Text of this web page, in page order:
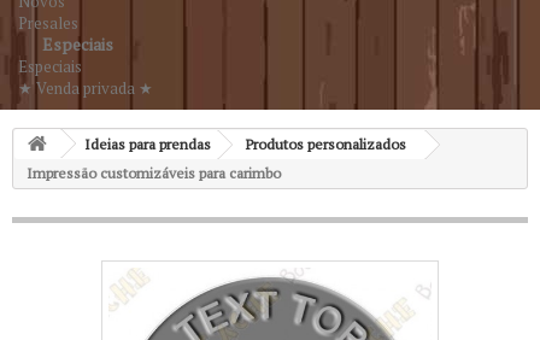
Presales
Especiais
Especiais
★ Venda privada ★
Ideias para prendas
Produtos personalizados
Impressão customizáveis para carimbo